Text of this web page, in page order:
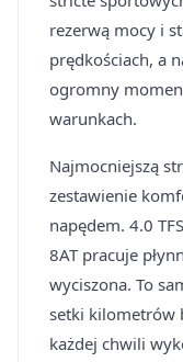
rezerwą mocy i
prędkościach, a
ogromny
warunkach.
Najmocniejszą
zestawienie
napędem. 4.0
8AT pracuje
wyciszona. To
setki kilometrów
każdej chwili